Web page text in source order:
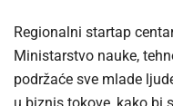
Regionalni startap
Ministarstvo nauke,
podržaće sve mlade
u biznis tokove, kako bi